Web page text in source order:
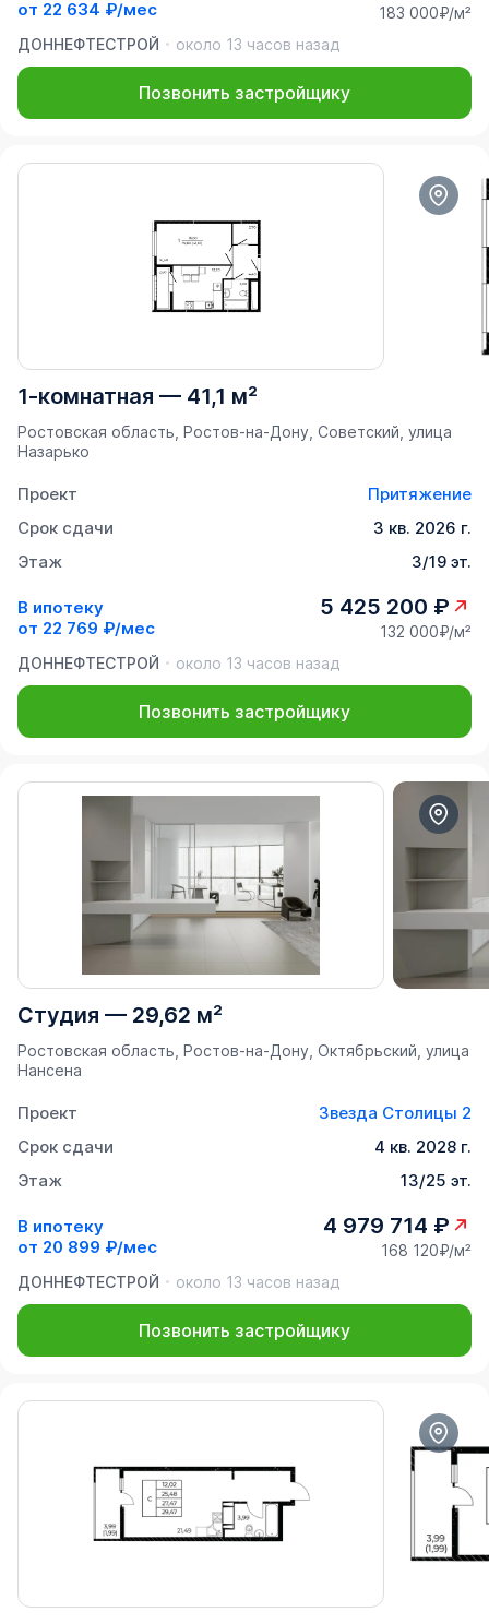
от 22 634 ₽/мес
183 000₽/м²
ДОННЕФТЕСТРОЙ
около 13 часов назад
Позвонить застройщику
1-комнатная — 41,1 м²
Ростовская область, Ростов-на-Дону, Советский, улица
Назарько
Проект
Притяжение
Срок сдачи
3 кв. 2026 г.
Этаж
3/19 эт.
В ипотеку
от 22 769 ₽/мес
5 425 200 ₽
132 000₽/м²
ДОННЕФТЕСТРОЙ
около 13 часов назад
Позвонить застройщику
Студия — 29,62 м²
Ростовская область, Ростов-на-Дону, Октябрьский, улица
Нансена
Проект
Звезда Столицы 2
Срок сдачи
4 кв. 2028 г.
Этаж
13/25 эт.
В ипотеку
от 20 899 ₽/мес
4 979 714 ₽
168 120₽/м²
ДОННЕФТЕСТРОЙ
около 13 часов назад
Позвонить застройщику